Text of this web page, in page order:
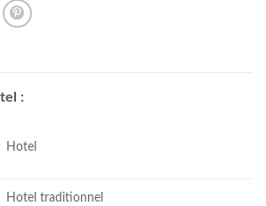
:
Hotel
Hotel traditionnel